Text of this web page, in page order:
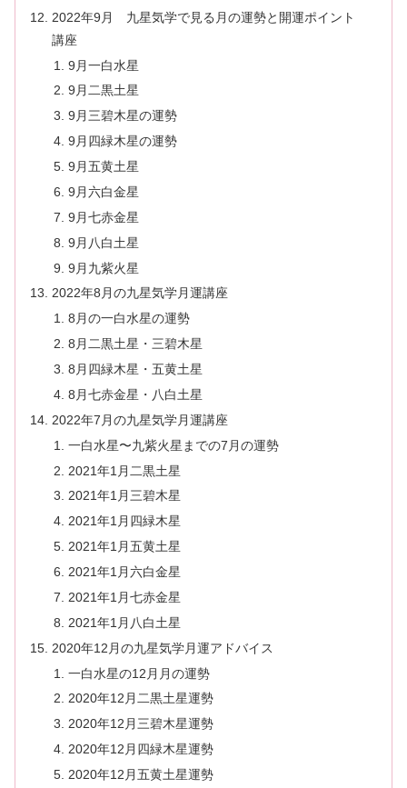
2022年9月 九星気学で見る月の運勢と開運ポイント
講座
9月一白水星
9月二黒土星
9月三碧木星の運勢
9月四緑木星の運勢
9月五黄土星
9月六白金星
9月七赤金星
9月八白土星
9月九紫火星
2022年8月の九星気学月運講座
8月の一白水星の運勢
8月二黒土星・三碧木星
8月四緑木星・五黄土星
8月七赤金星・八白土星
2022年7月の九星気学月運講座
一白水星〜九紫火星までの7月の運勢
2021年1月二黒土星
2021年1月三碧木星
2021年1月四緑木星
2021年1月五黄土星
2021年1月六白金星
2021年1月七赤金星
2021年1月八白土星
2020年12月の九星気学月運アドバイス
一白水星の12月月の運勢
2020年12月二黒土星運勢
2020年12月三碧木星運勢
2020年12月四緑木星運勢
2020年12月五黄土星運勢